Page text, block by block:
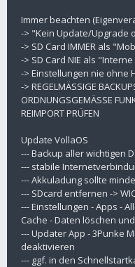
Immer beachten
-> "Kein Update/Upgrade
-> SD Card IMMER als
-> SD Card NIE als
-> Einstellungen nie ohne
-> REGELMÄSSIGE
ORDNUNGSGEMÄSSE
REIMPORT PRÜFEN
Update VollaOS
--- Backup aller wichtigen
--- stabile
--- Akkuladung sollte
--- SDcard entfernen ->
--- Einstellungen - Apps -
Cache - Daten löschen
--- Updater App - 3Punke
deaktivieren
--- ggf. in den